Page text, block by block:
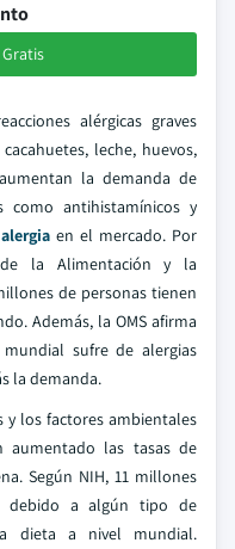
Gratis
alérgicas graves
leche, huevos,
la demanda de
como antihistamínicos y
en el mercado. Por
la Alimentación y la
de personas tienen
Además, la OMS afirma
sufre de alergias
la demanda.
y los factores ambientales
aumentado las tasas de
Según NIH, 11 millones
debido a algún tipo de
dieta a nivel mundial.